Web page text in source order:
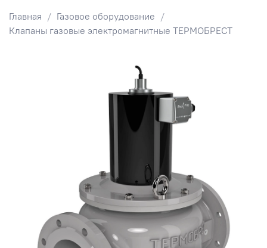
Главная
Газовое оборудование
Клапаны газовые электромагнитные ТЕРМОБРЕСТ